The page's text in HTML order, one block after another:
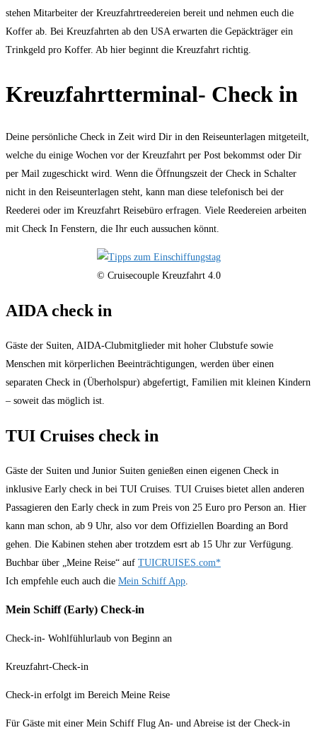
stehen Mitarbeiter der Kreuzfahrtreedereien bereit und nehmen euch die
Koffer ab. Bei Kreuzfahrten ab den USA erwarten die Gepäckträger ein
Trinkgeld pro Koffer. Ab hier beginnt die Kreuzfahrt richtig.
Kreuzfahrtterminal- Check in
Deine persönliche Check in Zeit wird Dir in den Reiseunterlagen mitgeteilt,
welche du einige Wochen vor der Kreuzfahrt per Post bekommst oder Dir
per Mail zugeschickt wird. Wenn die Öffnungszeit der Check in Schalter
nicht in den Reiseunterlagen steht, kann man diese telefonisch bei der
Reederei oder im Kreuzfahrt Reisebüro erfragen. Viele Reedereien arbeiten
mit Check In Fenstern, die Ihr euch aussuchen könnt.
© Cruisecouple Kreuzfahrt 4.0
AIDA check in
Gäste der Suiten, AIDA-Clubmitglieder mit hoher Clubstufe sowie
Menschen mit körperlichen Beeinträchtigungen, werden über einen
separaten Check in (Überholspur) abgefertigt, Familien mit kleinen Kindern
– soweit das möglich ist.
TUI Cruises check in
Gäste der Suiten und Junior Suiten genießen einen eigenen Check in
inklusive Early check in bei TUI Cruises. TUI Cruises bietet allen anderen
Passagieren den Early check in zum Preis von 25 Euro pro Person an. Hier
kann man schon, ab 9 Uhr, also vor dem Offiziellen Boarding an Bord
gehen. Die Kabinen stehen aber trotzdem esrt ab 15 Uhr zur Verfügung.
Buchbar über „Meine Reise“ auf TUICRUISES.com*
Ich empfehle euch auch die Mein Schiff App.
Mein Schiff (Early) Check-in
Check-in- Wohlfühlurlaub von Beginn an
Kreuzfahrt-Check-in
Check-in erfolgt im Bereich Meine Reise
Für Gäste mit einer Mein Schiff Flug An- und Abreise ist der Check-in